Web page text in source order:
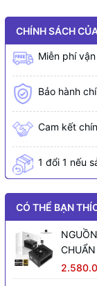
CHÍNH SÁCH
Miễn phí
Bảo hành
Cam kết
1 đổi 1 nếu
CÓ THỂ BẠN